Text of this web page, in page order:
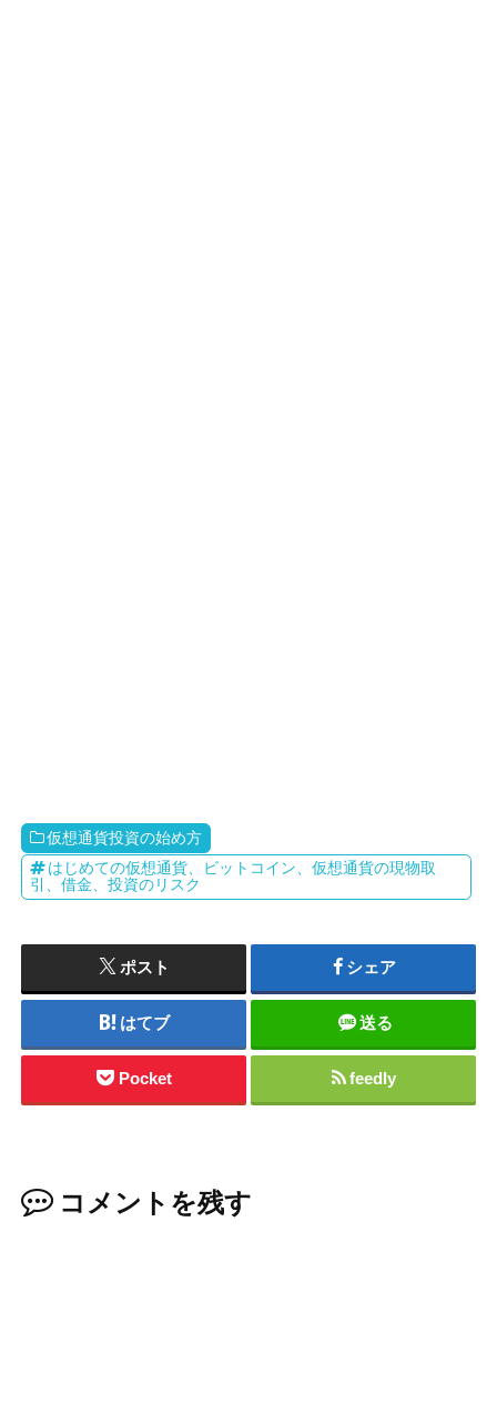
仮想通貨投資の始め方
はじめての仮想通貨、ビットコイン、仮想通貨の現物取
引、借金、投資のリスク
ポスト シェア
はてブ 送る
Pocket feedly
コメントを残す